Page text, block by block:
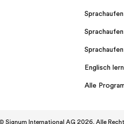
Englisch
Alle
Signum International AG 2026. Alle